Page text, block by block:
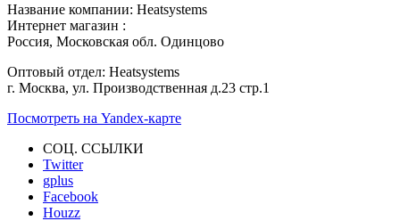
Название компании: Heatsystems
Интернет магазин :
Россия, Московская обл. Одинцово
Оптовый отдел: Heatsystems
г. Москва, ул. Производственная д.23 стр.1
Посмотреть на Yandex-карте
СОЦ. ССЫЛКИ
Twitter
gplus
Facebook
Houzz